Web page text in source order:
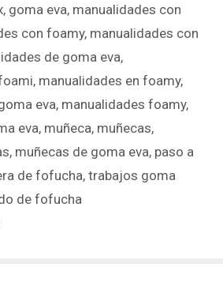
, goma eva, manualidades con
con foamy, manualidades con
de goma eva,
, manualidades en foamy,
eva, manualidades foamy,
eva, muñeca, muñecas,
, muñecas de goma eva, paso a
de fofucha, trabajos goma
de fofucha